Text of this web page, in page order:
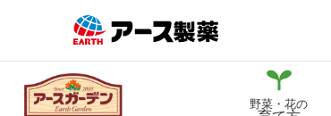
野菜・花の